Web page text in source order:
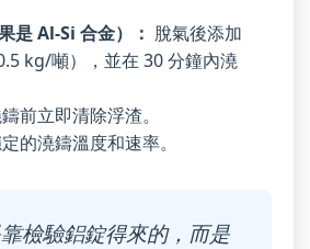
是 Al-Si 合金）： 脫氣後添加
kg/噸），並在 30 分鐘內澆
前立即清除浮渣。
的澆鑄溫度和速率。
靠檢驗鋁錠得來的，而是